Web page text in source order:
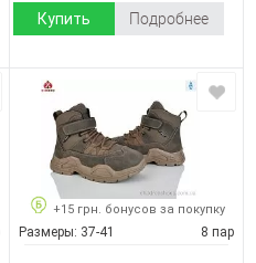
Купить Подробнее
+15 грн. бонусов за покупку
Размеры: 37-41 8 пар